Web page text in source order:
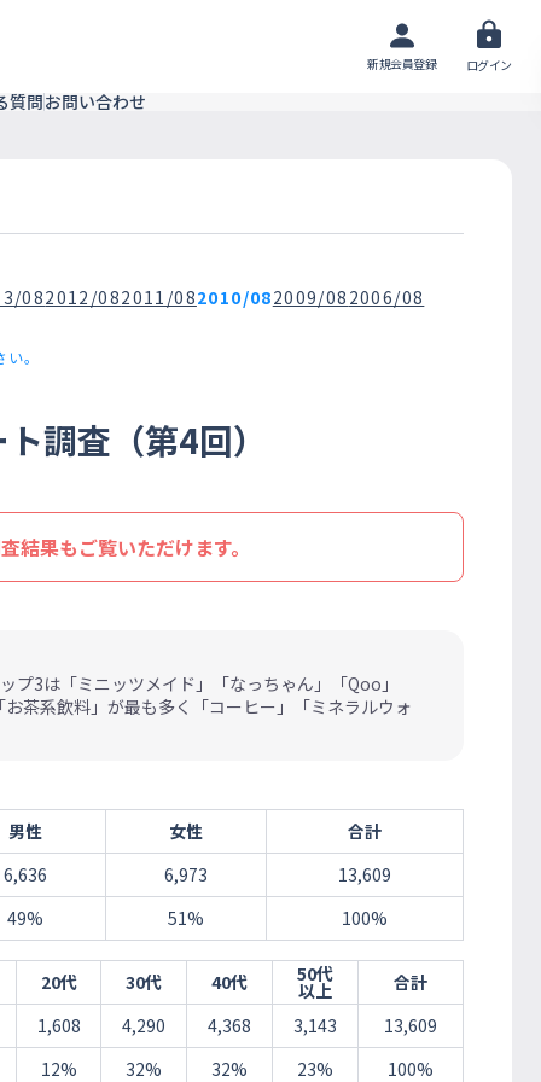
新規会員登録 ログイン
質問お問い合わせ
082012/082011/082010/082009/08 2006/08
。
調査（第4回）
結果もご覧いただけます。
3は「ミニッツメイド」「なっちゃん」「Qoo」
茶系飲料」が最も多く「コーヒー」「ミネラルウォ
男性 女性
合計
6,636
6,973
13,609
49%
51% 100%
20代 30代 40代 50代
以上
合計
1,608
4,290 4,368 3,143
13,609
12%
32% 32% 23% 100%